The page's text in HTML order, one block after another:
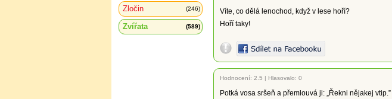
Zločin (246)
Zvířata (589)
Víte, co dělá lenochod, když v lese hoří?
Hoří taky!
Hodnocení: 2.5 | Hlasovalo: 0
Potká vosa sršeň a přemlouvá ji: „Řekni nějakej vtip.”